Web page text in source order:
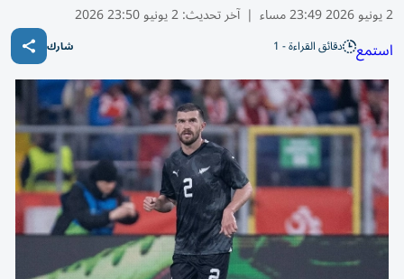
2 يونيو 2026 23:49 مساء | آخر تحديث:2 يونيو 23:50 2026
استمع دقائق القراءة - 1 شارك